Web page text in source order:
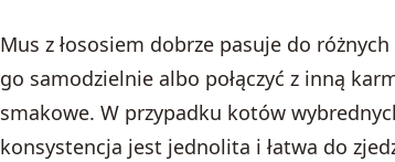
Mus z łososiem dobrze pasuje do
go samodzielnie albo połączyć z inną
smakowe. W przypadku kotów
konsystencja jest jednolita i łatwa do